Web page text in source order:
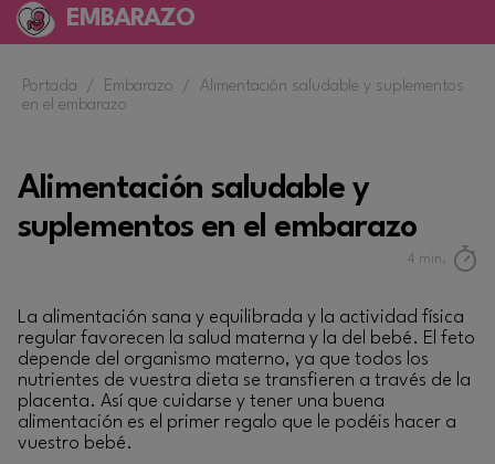
EMBARAZO
Portada / Embarazo / Alimentación saludable y suplementos
en el embarazo
Alimentación saludable y
suplementos en el embarazo
4 min.
La alimentación sana y equilibrada y la actividad física
regular favorecen la salud materna y la del bebé. El feto
depende del organismo materno, ya que todos los
nutrientes de vuestra dieta se transfieren a través de la
placenta. Así que cuidarse y tener una buena
alimentación es el primer regalo que le podéis hacer a
vuestro bebé.